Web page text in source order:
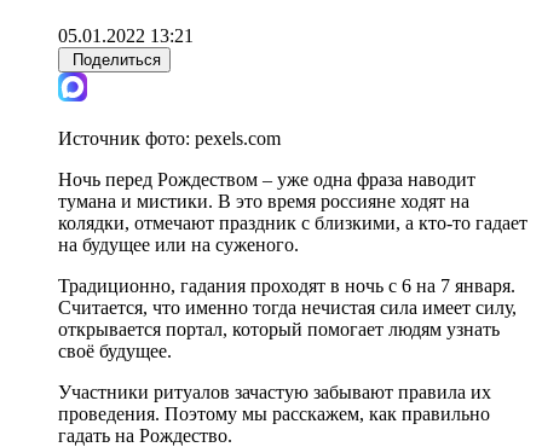
05.01.2022 13:21
Поделиться
Источник фото: pexels.com
Ночь перед Рождеством – уже одна фраза наводит
тумана и мистики. В это время россияне ходят на
колядки, отмечают праздник с близкими, а кто-то гадает
на будущее или на суженого.
Традиционно, гадания проходят в ночь с 6 на 7 января.
Считается, что именно тогда нечистая сила имеет силу,
открывается портал, который помогает людям узнать
своё будущее.
Участники ритуалов зачастую забывают правила их
проведения. Поэтому мы расскажем, как правильно
гадать на Рождество.